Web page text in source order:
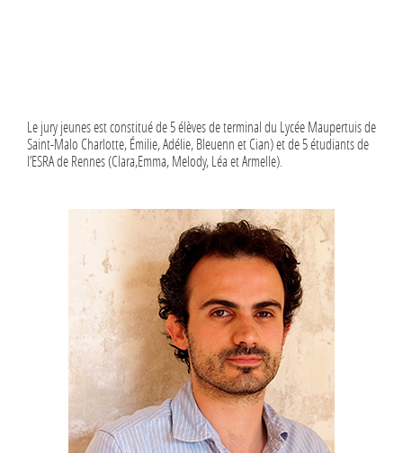
Le jury jeunes est constitué de 5 élèves de terminal du Lycée Maupertuis de
Saint-Malo Charlotte, Émilie, Adélie, Bleuenn et Cian) et de 5 étudiants de
l’ESRA de Rennes (Clara,Emma, Melody, Léa et Armelle).